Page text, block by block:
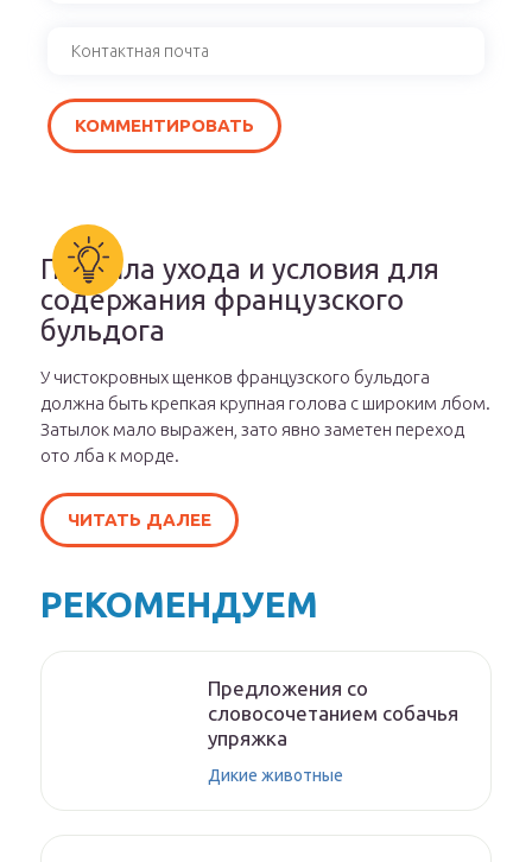
Правила ухода и условия для
содержания французского
бульдога
У чистокровных щенков французского бульдога
должна быть крепкая крупная голова с широким лбом.
Затылок мало выражен, зато явно заметен переход
ото лба к морде.
ЧИТАТЬ ДАЛЕЕ
РЕКОМЕНДУЕМ
Предложения со
словосочетанием собачья
упряжка
Дикие животные